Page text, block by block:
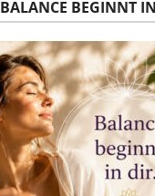
BALANCE BEGINNT